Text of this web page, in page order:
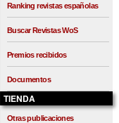
Ranking revistas españolas
Buscar Revistas WoS
Premios recibidos
Documentos
TIENDA
Otras publicaciones